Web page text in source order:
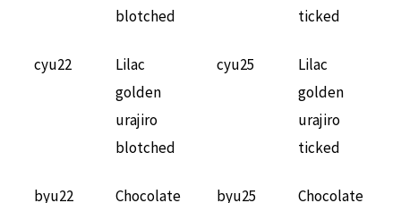
blotched
ticked
cyu22
Lilac
golden
urajiro
blotched
cyu25
Lilac
golden
urajiro
ticked
byu22 Chocolate byu25 Chocolate